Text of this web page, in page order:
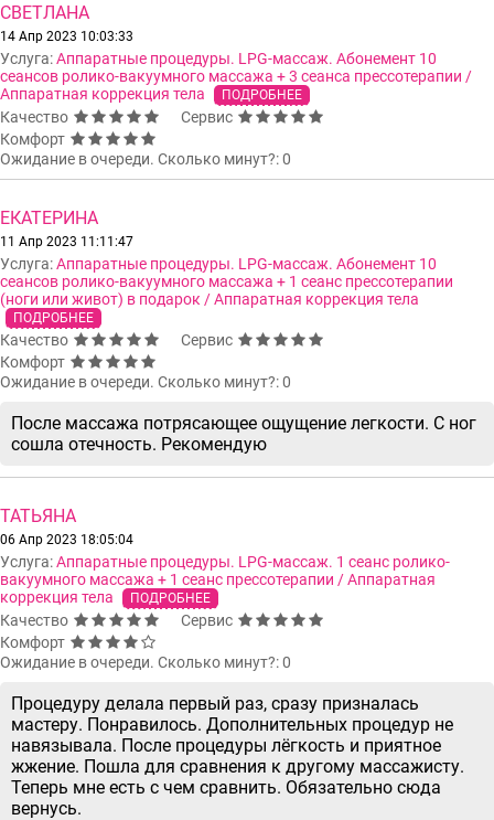
СВЕТЛАНА
14 Апр 2023 10:03:33
Услуга:Аппаратные процедуры. LPG-массаж. Абонемент 10
сеансов ролико-вакуумного массажа + 3 сеанса прессотерапии /
Аппаратная коррекция тела
ПОДРОБНЕЕ
Качество
Сервис
Комфорт
Ожидание в очереди. Сколько минут?: 0
ЕКАТЕРИНА
11 Апр 2023 11:11:47
Услуга:Аппаратные процедуры. LPG-массаж. Абонемент 10
сеансов ролико-вакуумного массажа + 1 сеанс прессотерапии
(ноги или живот) в подарок / Аппаратная коррекция тела
ПОДРОБНЕЕ
Качество
Сервис
Комфорт
Ожидание в очереди. Сколько минут?: 0
После массажа потрясающее ощущение легкости. С ног
сошла отечность. Рекомендую
ТАТЬЯНА
06 Апр 2023 18:05:04
Услуга:Аппаратные процедуры. LPG-массаж. 1 сеанс ролико-
вакуумного массажа + 1 сеанс прессотерапии / Аппаратная
коррекция тела
ПОДРОБНЕЕ
Качество
Сервис
Комфорт
Ожидание в очереди. Сколько минут?: 0
Процедуру делала первый раз, сразу призналась
мастеру. Понравилось. Дополнительных процедур не
навязывала. После процедуры лёгкость и приятное
жжение. Пошла для сравнения к другому массажисту.
Теперь мне есть с чем сравнить. Обязательно сюда
вернусь.